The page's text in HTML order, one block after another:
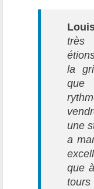
très
la
que
une
a
que